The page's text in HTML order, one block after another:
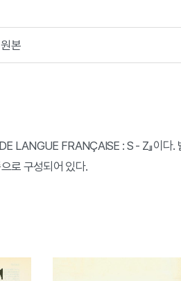
원본
LANGUE FRANÇAISE : S - Z』이다
로 구성되어 있다.